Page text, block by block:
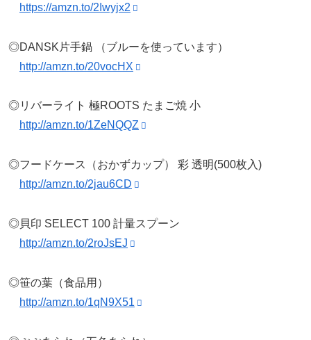
https://amzn.to/2Iwyjx2
◎DANSK片手鍋 （ブルーを使っています）
http://amzn.to/20vocHX
◎リバーライト 極ROOTS たまご焼 小
http://amzn.to/1ZeNQQZ
◎フードケース（おかずカップ） 彩 透明(500枚入)
http://amzn.to/2jau6CD
◎貝印 SELECT 100 計量スプーン
http://amzn.to/2roJsEJ
◎笹の葉（食品用）
http://amzn.to/1qN9X51